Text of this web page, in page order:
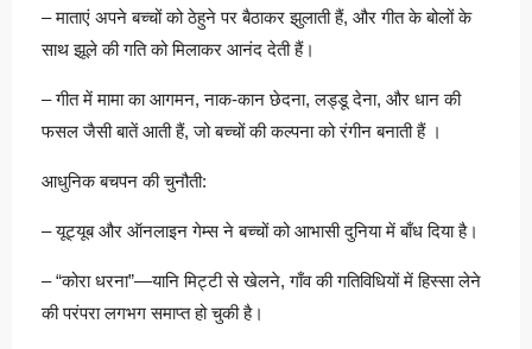
– माताएं अपने बच्चों को ठेहुने पर बैठाकर झुलाती हैं, और गीत के बोलों के
साथ झूले की गति को मिलाकर आनंद देती हैं।
– गीत में मामा का आगमन, नाक-कान छेदना, लड्डू देना, और धान की
फसल जैसी बातें आती हैं, जो बच्चों की कल्पना को रंगीन बनाती हैं ।
आधुनिक बचपन की चुनौती:
– यूट्यूब और ऑनलाइन गेम्स ने बच्चों को आभासी दुनिया में बाँध दिया है।
– “कोरा धरना”—यानि मिट्टी से खेलने, गाँव की गतिविधियों में हिस्सा लेने
की परंपरा लगभग समाप्त हो चुकी है।